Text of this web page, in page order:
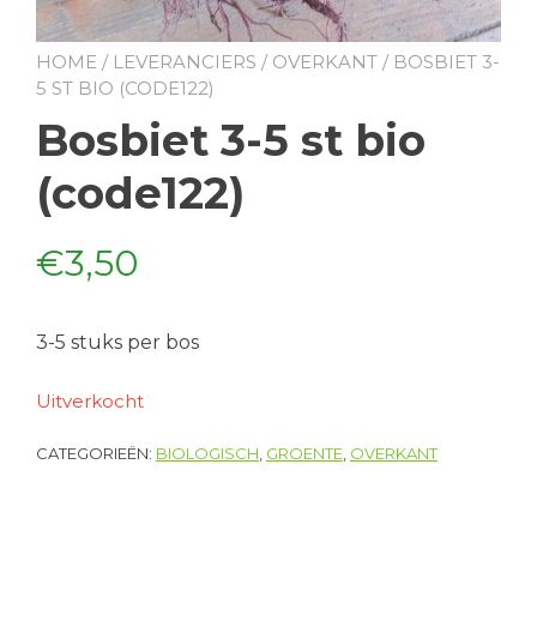
HOME / LEVERANCIERS / OVERKANT / BOSBIET 3-
5 ST BIO (CODE122)
Bosbiet 3-5 st bio
(code122)
€3,50
3-5 stuks per bos
Uitverkocht
CATEGORIEËN: BIOLOGISCH GROENTE OVERKANT